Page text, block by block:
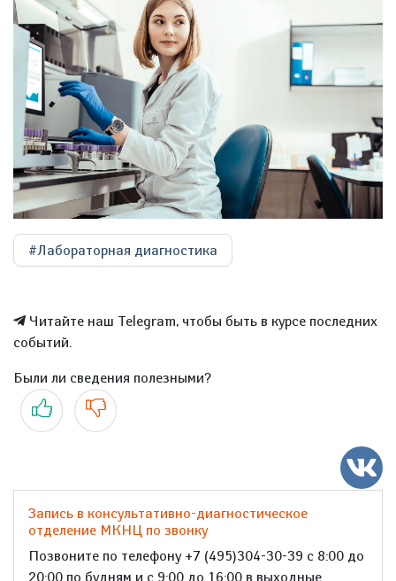
#Лабораторная диагностика
Читайте наш Telegram, чтобы быть в курсе последних
событий.
Были ли сведения полезными?
Да
Запись в консультативно-диагностическое
отделение МКНЦ по звонку
Позвоните по телефону +7 (495)304-30-39 с 8:00 до
20:00 по будням и с 9:00 до 16:00 в выходные